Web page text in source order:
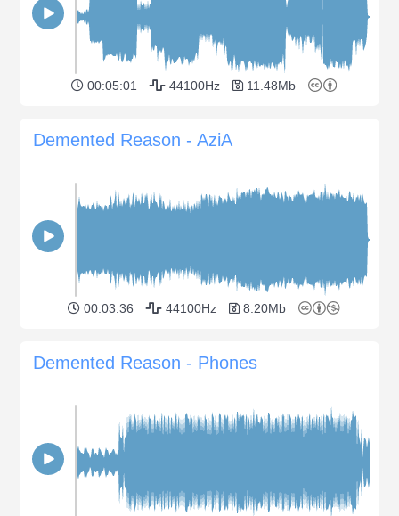
00:05:01 44100Hz 11.48Mb
Demented Reason - AziA
00:03:36 44100Hz 8.20Mb
Demented Reason - Phones